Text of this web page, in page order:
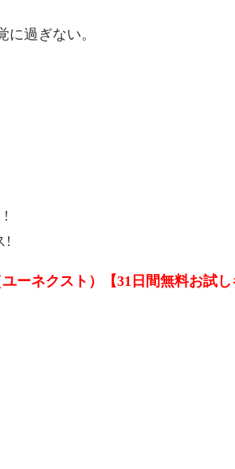
過ぎない。
!
!
ネクスト）【31日間無料お試